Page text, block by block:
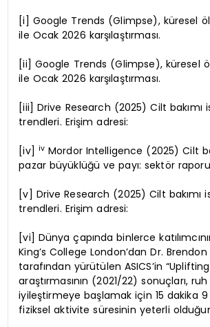
[i] Google Trends (Glimpse), küresel
ile Ocak 2026 karşılaştırması.
[ii] Google Trends (Glimpse), küresel
ile Ocak 2026 karşılaştırması.
[iii] Drive Research (2025) Cilt bakımı
trendleri. Erişim adresi:
[iv] iv Mordor Intelligence (2025) Cilt
pazar büyüklüğü ve payı: sektör
[v] Drive Research (2025) Cilt bakımı
trendleri. Erişim adresi:
[vi] Dünya çapında binlerce
King’s College London’dan Dr.
tarafından yürütülen ASICS’in
araştırmasının (2021/22) sonuçları,
iyileştirmeye başlamak için 15 dakika
fiziksel aktivite süresinin yeterli